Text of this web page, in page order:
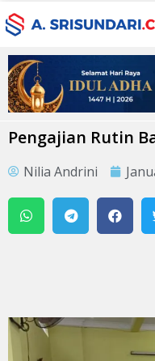
Pengajian Rutin
Nilia Andrini